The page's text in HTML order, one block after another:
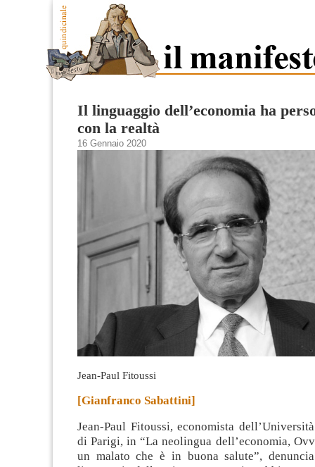
Il linguaggio dell’economia ha
con la realtà
16 Gennaio 2020
Jean-Paul Fitoussi
[Gianfranco Sabattini]
Jean-Paul Fitoussi, economista
di Parigi, in “La neolingua dell’economia,
un malato che è in buona salute”,